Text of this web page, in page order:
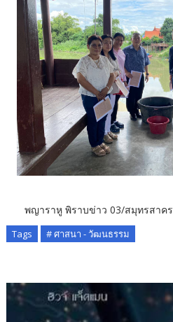
พญาราหู พิราบข่าว 03/สมุทรสาคร
Tags # ศาสนา - วัฒนธรรม